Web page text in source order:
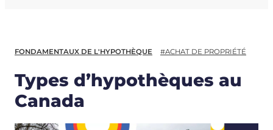
FONDAMENTAUX DE L'HYPOTHÈQUE #ACHAT DE PROPRIÉTÉ
Types d’hypothèques au
Canada